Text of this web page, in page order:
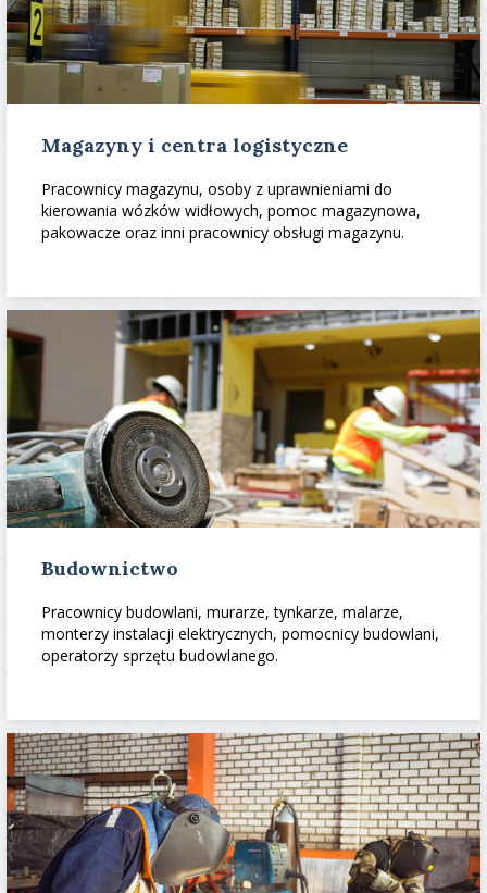
Magazyny i centra logistyczne
Pracownicy magazynu, osoby z uprawnieniami do
kierowania wózków widłowych, pomoc magazynowa,
pakowacze oraz inni pracownicy obsługi magazynu.
Budownictwo
Pracownicy budowlani, murarze, tynkarze, malarze,
monterzy instalacji elektrycznych, pomocnicy budowlani,
operatorzy sprzętu budowlanego.